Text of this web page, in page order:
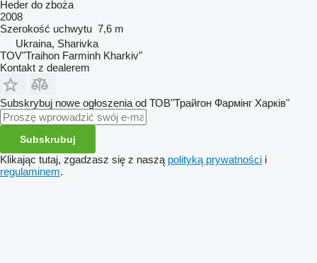
Heder do zboża
2008
Szerokość uchwytu 7,6 m
Ukraina, Sharivka
TOV"Traihon Farminh Kharkiv"
Kontakt z dealerem
Subskrybuj nowe ogłoszenia od ТОВ"Трайгон Фармінг Харків"
Subskrubuj
Klikając tutaj, zgadzasz się z naszą polityką prywatności i
regulaminem.